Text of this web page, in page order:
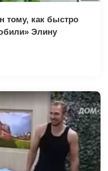
тому, как быстро
Элину